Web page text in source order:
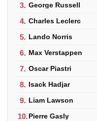
3. George Russell
4. Charles Leclerc
5. Lando Norris
6. Max Verstappen
7. Oscar Piastri
8. Isack Hadjar
9. Liam Lawson
10.Pierre Gasly